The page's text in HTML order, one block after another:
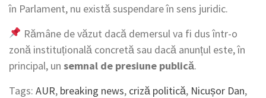
în Parlament, nu există suspendare în sens juridic.
Rămâne de văzut dacă demersul va fi dus într-o
zonă instituțională concretă sau dacă anunțul este, în
principal, un semnal de presiune publică.
Tags: AUR, breaking news, criză politică, Nicușor Dan,